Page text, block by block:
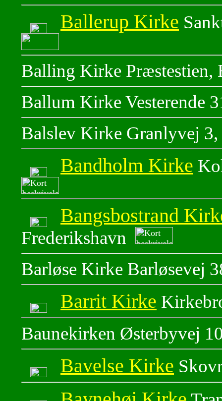
Ballerup Kirke
Balling Kirke Præstestien,
Ballum Kirke Vesterende
Balslev Kirke Granlyvej
Bandholm Kirke
Bangsbostrand
Frederikshavn
Barløse Kirke Barløsevej
Barrit Kirke
Baunekirken Østerbyvej
Bavelse Kirke